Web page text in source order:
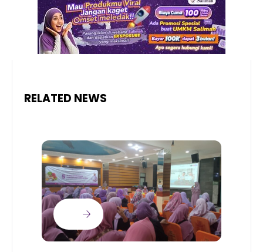
RELATED NEWS